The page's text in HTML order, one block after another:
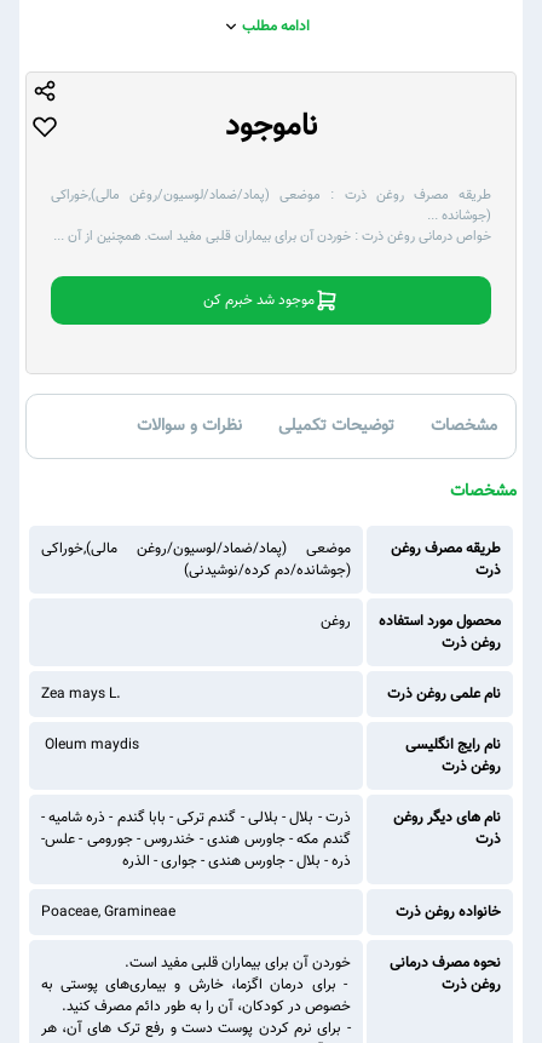
ادامه مطلب
ناموجود
طریقه مصرف روغن ذرت : موضعی (پماد/ضماد/لوسیون/روغن مالی),خوراکی
(جوشانده...
خواص درمانی روغن ذرت : خوردن آن برای بیماران قلبی مفید است. همچنین از آن...
موجود شد خبرم کن
مشخصات توضیحات تکمیلی نظرات و سوالات
مشخصات
طریقه مصرف روغن
ذرت
موضعی (پماد/ضماد/لوسیون/روغن مالی),خوراکی
(جوشانده/دم کرده/نوشیدنی)
محصول مورد استفاده
روغن ذرت
روغن
نام علمی روغن ذرت Zea mays L.
نام رایج انگلیسی
روغن ذرت
Oleum maydis
نام های دیگر روغن
ذرت
ذرت - بلال - بلالی - گندم ترکی - بابا گندم - ذره شامیه -
گندم مکه - جاورس هندی - خندروس - جورومی - علس-
ذره - بلال - جاورس هندی - جواری - الذره
خانواده روغن ذرت Poaceae, Gramineae
نحوه مصرف درمانی
روغن ذرت
خوردن آن برای بیماران قلبی مفید است.
- برای درمان اگزما، خارش و بیماری‌های پوستی به
خصوص در کودکان، آن را به طور دائم مصرف کنید.
- برای نرم کردن پوست دست و رفع ترک های آن، هر